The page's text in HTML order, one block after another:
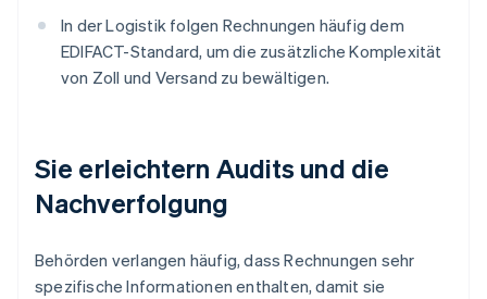
In der Logistik folgen Rechnungen häufig dem
EDIFACT-Standard, um die zusätzliche Komplexität
von Zoll und Versand zu bewältigen.
Sie erleichtern Audits und die
Nachverfolgung
Behörden verlangen häufig, dass Rechnungen sehr
spezifische Informationen enthalten, damit sie